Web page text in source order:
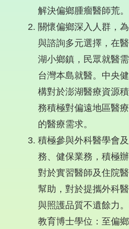
解決偏鄉腫瘤醫師荒。
關懷偏鄉深入人群，
與諮詢多元選擇，在
湖小鄉鎮，民眾就醫
台灣本島就醫。中央
構對於澎湖醫療資源
務積極對偏遠地區醫
的醫療需求。
積極參與外科醫學會
務、健保業務，積極
對於實習醫師及住院
幫助，對於提攜外科
與照護品質不遺餘力
教育博士學位：至偏